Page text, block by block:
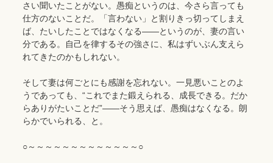
さい聞いたことがない。愚痴というのは、今さら言っても
仕方のないことだ。「言わない」と割りきっ切ってしまえ
ば、たいしたことではなくなる――というのが、妻の言い
分である。自己を律するその強さに、私はずいぶん支えら
れてきたのかもしれない。
そして妻は何ごとにも感謝を忘れない。一見悪いことのよ
うであっても、“これでまた鍛えられる、成長できる。だか
らありがたいことだ”――そう思えば、愚痴はなくなる。朗
らかでいられる、と。
○～～～～～～～～～～～～～○